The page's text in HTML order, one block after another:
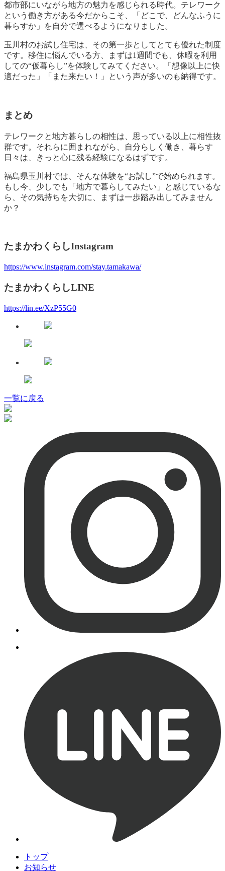
都市部にいながら地方の魅力を感じられる時代。 テレワーク
という働き方がある今だからこそ、「どこで、どんなふうに
暮らすか」を自分で選べるようになりました。
玉川村のお試し住宅は、その第一歩としてとても優れた制度
です。 移住に悩んでいる方、まずは1週間でも、休暇を利用
しての“仮暮らし”を体験してみてください。
「想像以上に快
適だった」「また来たい！」という声が多いのも納得です。
まとめ
テレワークと地方暮らしの相性は、思っている以上に相性抜
群です。 それらに囲まれながら、自分らしく働き、暮らす
日々は、きっと心に残る経験になるはずです。
福島県玉川村では、そんな体験を“お試し”で始められます。
もし今、少しでも「地方で暮らしてみたい」と感じているな
ら、その気持ちを大切に、まずは一歩踏み出してみません
か？
たまかわくらしInstagram
https://www.instagram.com/stay.tamakawa/
たまかわくらしLINE
https://lin.ee/XzP55G0
一覧に戻る
トップ
お知らせ